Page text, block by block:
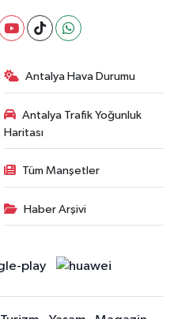
Antalya Hava Durumu
Antalya Trafik Yoğunluk
Haritası
Tüm Manşetler
Haber Arşivi